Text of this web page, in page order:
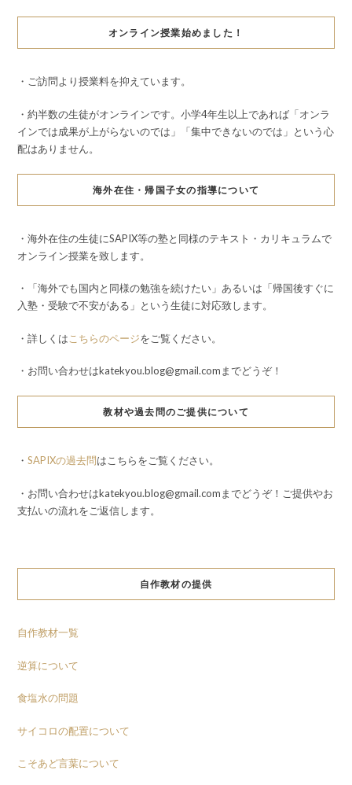
オンライン授業始めました！
・ご訪問より授業料を抑えています。
・約半数の生徒がオンラインです。小学4年生以上であれば「オンラ
インでは成果が上がらないのでは」「集中できないのでは」という心
配はありません。
海外在住・帰国子女の指導について
・海外在住の生徒にSAPIX等の塾と同様のテキスト・カリキュラムで
オンライン授業を致します。
・「海外でも国内と同様の勉強を続けたい」あるいは「帰国後すぐに
入塾・受験で不安がある」という生徒に対応致します。
・詳しくは こちらのページをご覧ください。
・お問い合わせはkatekyou.blog@gmail.comまでどうぞ！
教材や過去問のご提供について
・ SAPIXの過去問はこちらをご覧ください。
・お問い合わせはkatekyou.blog@gmail.comまでどうぞ！ご提供やお
支払いの流れをご返信します。
自作教材の提供
自作教材一覧
逆算について
食塩水の問題
サイコロの配置について
こそあど言葉について